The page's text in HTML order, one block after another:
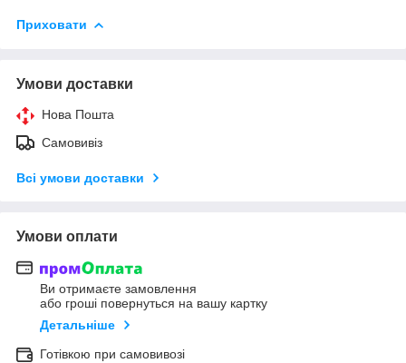
Приховати
Умови доставки
Нова Пошта
Самовивіз
Всі умови доставки
Умови оплати
Ви отримаєте замовлення
або гроші повернуться на вашу картку
Детальніше
Готівкою при самовивозі